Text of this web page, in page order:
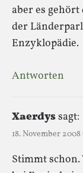
aber es
der
Enzyklopädie.
Antworten
Xaerdyssagt:
18. November 2008
Stimmt